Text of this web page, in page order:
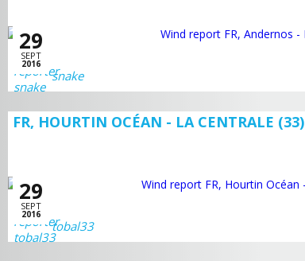
29
SEPT
2016
snake
FR, HOURTIN OCÉAN - LA CENTRALE (33)
29
SEPT
2016
tobal33